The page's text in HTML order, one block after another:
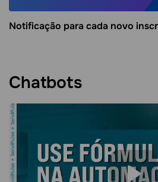
Notificação para cada novo
Chatbots